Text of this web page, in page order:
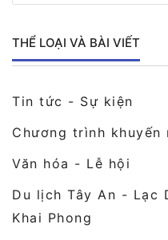
THỂ LOẠI VÀ BÀI VIẾT
Tin tức - Sự kiện
Chương trình khuyến
Văn hóa - Lễ hội
Du lịch Tây An - Lạc
Khai Phong